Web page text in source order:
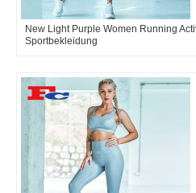
New Light Purple Women Running
Sportbekleidung